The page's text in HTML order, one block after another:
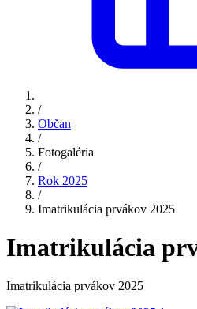
/
Občan
/
Fotogaléria
/
Rok 2025
/
Imatrikulácia prvákov 2025
Imatrikulácia
Imatrikulácia prvákov 2025